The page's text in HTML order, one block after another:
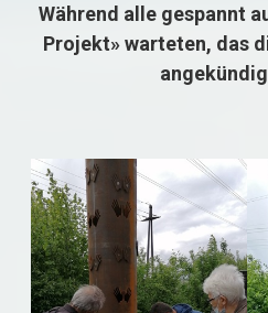
Während alle gespannt
Projekt» warteten, das